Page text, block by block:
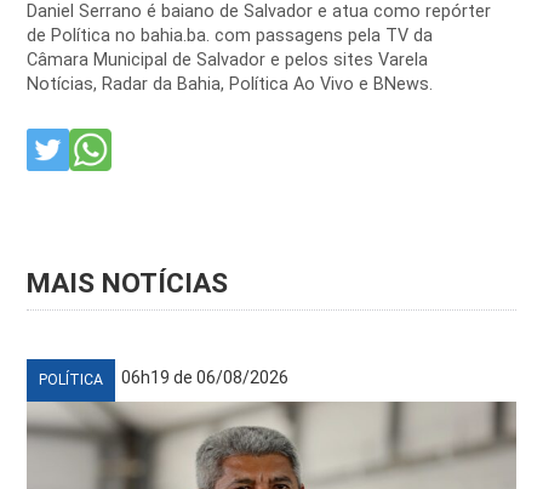
Daniel Serrano é baiano de Salvador e atua como repórter
de Política no bahia.ba. com passagens pela TV da
Câmara Municipal de Salvador e pelos sites Varela
Notícias, Radar da Bahia, Política Ao Vivo e BNews.
MAIS NOTÍCIAS
POLÍTICA 06h19 de 06/08/2026